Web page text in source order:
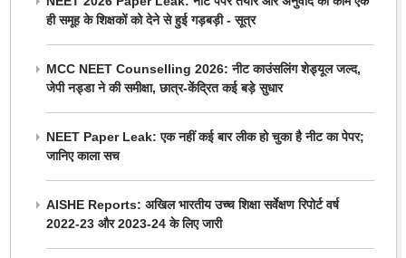
ही समूह के शिक्षकों को देने से हुई गड़बड़ी - सूत्र
MCC NEET Counselling 2026: नीट काउंसलिंग शेड्यूल जल्द,
जेपी नड्डा ने की समीक्षा, छात्र-केंद्रित कई बड़े सुधार
NEET Paper Leak: एक नहीं कई बार लीक हो चुका है नीट का पेपर;
जानिए काला सच
AISHE Reports: अखिल भारतीय उच्च शिक्षा सर्वेक्षण रिपोर्ट वर्ष
2022-23 और 2023-24 के लिए जारी